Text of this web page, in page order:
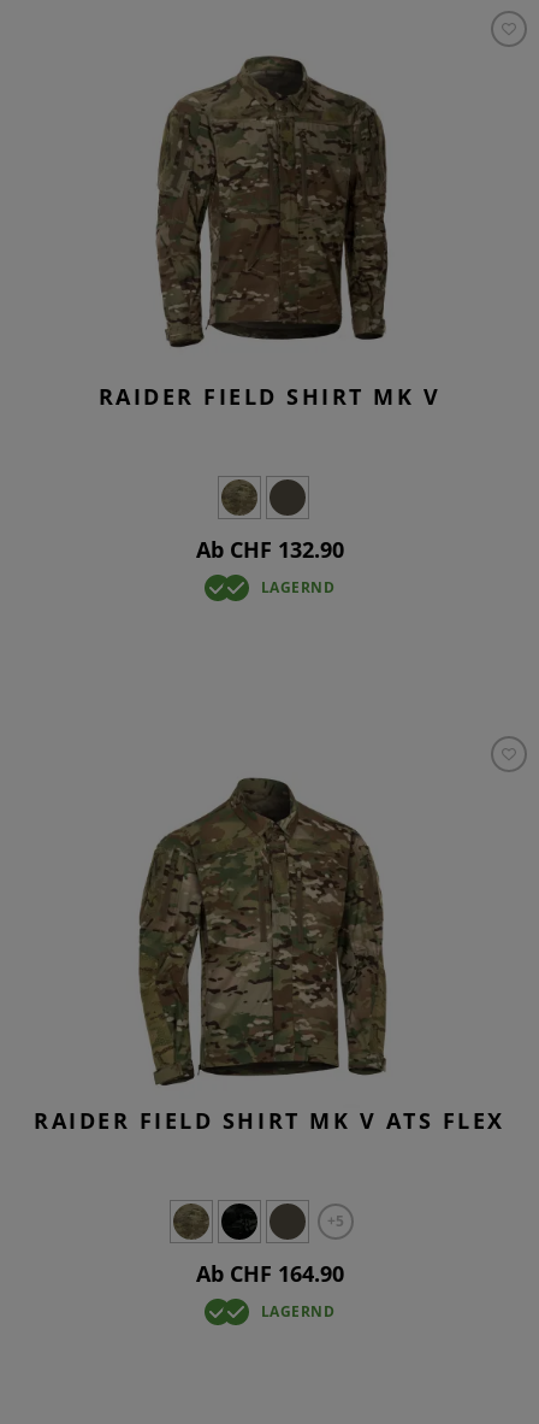
RAIDER FIELD SHIRT MK V
Ab CHF 132.90
LAGERND
RAIDER FIELD SHIRT MK V ATS FLEX
+5
Ab CHF 164.90
LAGERND